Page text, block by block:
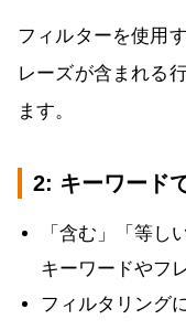
フィルターを使用
レーズが含まれる
ます。
2: キーワード
「含む」「等し
キーワードやフ
フィルタリング